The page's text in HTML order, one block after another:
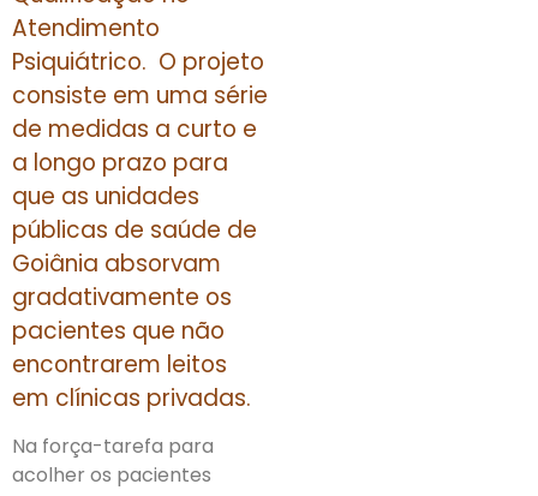
Atendimento
Psiquiátrico. O projeto
consiste em uma série
de medidas a curto e
a longo prazo para
que as unidades
públicas de saúde de
Goiânia absorvam
gradativamente os
pacientes que não
encontrarem leitos
em clínicas privadas.
Na força-tarefa para
acolher os pacientes